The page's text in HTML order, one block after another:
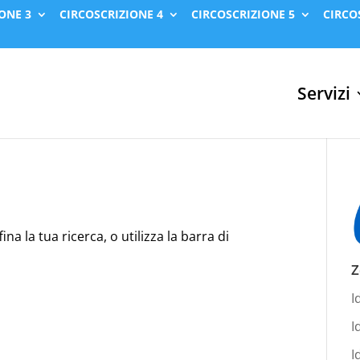
3 CIRCOSCRIZIONE 4 CIRCOSCRIZIONE 5
Servizi
la tua ricerca, o utilizza la barra di